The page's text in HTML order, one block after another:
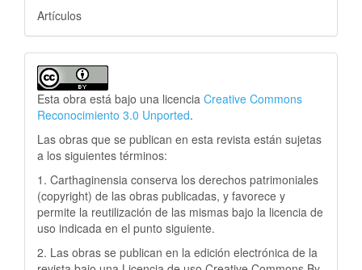
Artículos
Esta obra está bajo una licencia Creative Commons
Reconocimiento 3.0 Unported.
Las obras que se publican en esta revista están sujetas
a los siguientes términos:
1. Carthaginensia conserva los derechos patrimoniales
(copyright) de las obras publicadas, y favorece y
permite la reutilización de las mismas bajo la licencia de
uso indicada en el punto siguiente.
2. Las obras se publican en la edición electrónica de la